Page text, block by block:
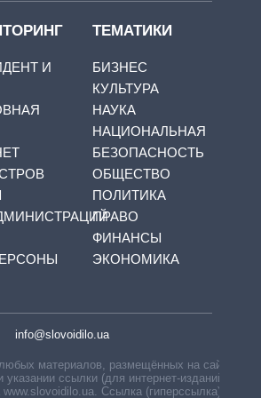
И
ТЕМАТИКИ
БИЗНЕС
КУЛЬТУРА
НАУКА
НАЦИОНАЛЬНАЯ
БЕЗОПАСНОСТЬ
ОБЩЕСТВО
ПОЛИТИКА
ПРАВО
ФИНАНСЫ
ЭКОНОМИКА
info@slovoidilo.ua
материалов, размещённых на сайте,
указании ссылки (для интернет-изданий —
www.slovoidilo.ua. Ссылка (гиперссылка)